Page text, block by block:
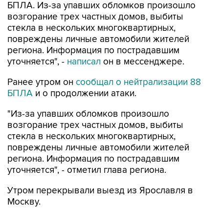
БПЛА. Из-за упавших обломков произошло
возгорание трех частных домов, выбиты
стекла в нескольких многоквартирных,
повреждены личные автомобили жителей
региона. Информация по пострадавшим
уточняется", - написал он в мессенджере.
Ранее утром он сообщал о нейтрализации 88
БПЛА и о продолжении атаки.
"Из-за упавших обломков произошло
возгорание трех частных домов, выбиты
стекла в нескольких многоквартирных,
повреждены личные автомобили жителей
региона. Информация по пострадавшим
уточняется", - отметил глава региона.
Утром перекрывали выезд из Ярославля в
Москву.